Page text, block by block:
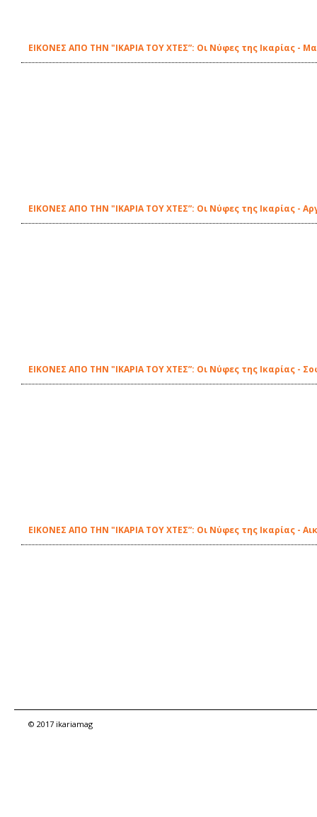
ΕΙΚΟΝΕΣ ΑΠΟ ΤΗΝ "ΙΚΑΡΙΑ ΤΟΥ ΧΤΕΣ”: Οι Νύφες της Ικαρίας
ΕΙΚΟΝΕΣ ΑΠΟ ΤΗΝ "ΙΚΑΡΙΑ ΤΟΥ ΧΤΕΣ”: Οι Νύφες της Ικαρίας -
ΕΙΚΟΝΕΣ ΑΠΟ ΤΗΝ "ΙΚΑΡΙΑ ΤΟΥ ΧΤΕΣ”: Οι Νύφες της Ικαρίας -
ΕΙΚΟΝΕΣ ΑΠΟ ΤΗΝ "ΙΚΑΡΙΑ ΤΟΥ ΧΤΕΣ”: Οι Νύφες της Ικαρίας -
© 2017 ikariamag